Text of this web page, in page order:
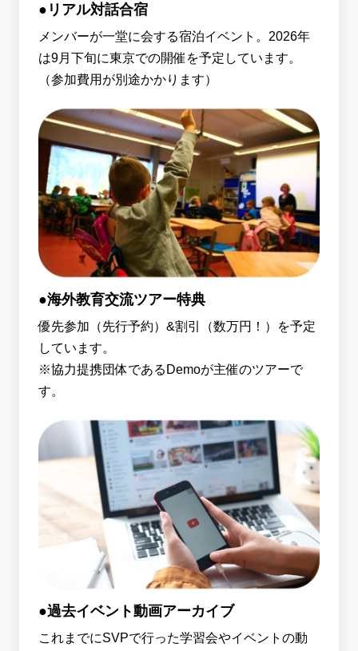
●リアル対話合宿
メンバーが一堂に会する宿泊イベント。2026年
は9月下旬に東京での開催を予定しています。
（参加費用が別途かかります）
●海外教育交流ツアー特典
優先参加（先行予約）&割引（数万円！）を予定
しています。
※協力提携団体であるDemoが主催のツアーで
す。
●過去イベント動画アーカイブ
これまでにSVPで行った学習会やイベントの動